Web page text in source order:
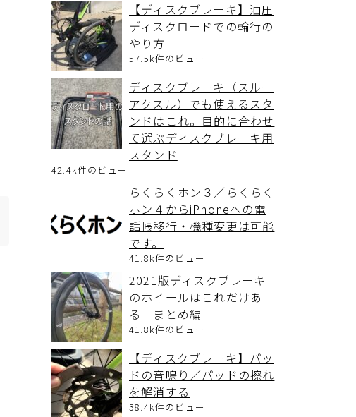
【ディスクブレーキ】油圧
ディスクロードでの輪行の
やり方
57.5k件のビュー
ディスクブレーキ（スルー
アクスル）でも使えるスタ
ンドはこれ。目的に合わせ
て選ぶディスクブレーキ用
スタンド
42.4k件のビュー
らくらくホン３／らくらく
ホン４からiPhoneへの電
話帳移行・機種変更は可能
です。
41.8k件のビュー
2021版ディスクブレーキ
のホイールはこれだけあ
る まとめ編
41.8k件のビュー
【ディスクブレーキ】パッ
ドの音鳴り／パッドの擦れ
を解消する
38.4k件のビュー